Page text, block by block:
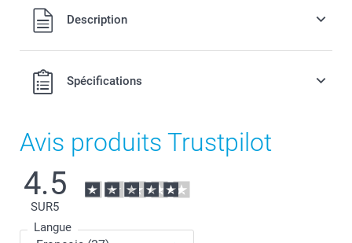
Tous les prix sont en EURO (€), TVA incluse et hors frais de
port.
Description
Spécifications
Avis produits Trustpilot
4.5
SUR5
Langue